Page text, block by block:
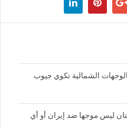
الشمالية تكوي جيوب
ليس موجها ضد إيران أو أي